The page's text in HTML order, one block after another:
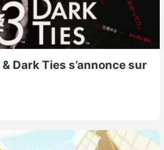
Dark Ties s’annonce sur